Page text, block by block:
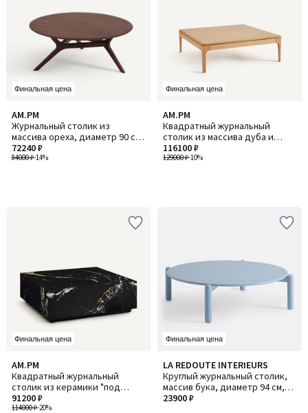
Финальная цена
AM.PM
Журнальный столик из
массива ореха, диаметр 90 см,
MARICIELO / МАРИСИЕЛО
84000 ₽-14%
72240 ₽
Финальная цена
AM.PM
Квадратный журнальный
столик из массива дуба и
шпона, 2 выдвижных ящика,
SANARA / САНАРА
129000 ₽-10%
116100 ₽
Финальная цена
AM.PM
Квадратный журнальный
столик из керамики "под
мрамор", ALCANA / АЛКАНА
114000 ₽-20%
91200 ₽
Финальная цена
LA REDOUTE INTERIEURS
Круглый журнальный столик,
массив бука, диаметр 94 см,
COLOQUO / КОЛОКУО
23900 ₽